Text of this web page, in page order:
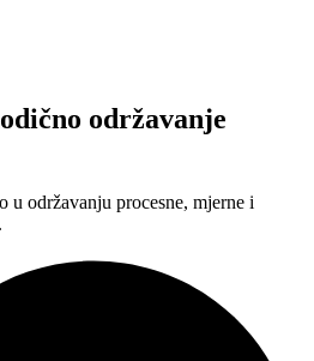
održavanje
u održavanju procesne, mjerne i